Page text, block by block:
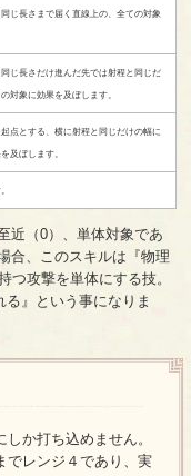
じ長さまで届く直線上の、全ての対象
じ長さだけ進んだ先では射程と同じだ
対象に効果を及ぼします。
点とする、横に射程と同じだけの幅に
及ぼします。
近（0）、単体対象であ
合、このスキルは『物理
つ攻撃を単体にする技。
』という事になりま
か打ち込めません。
でレンジ４であり、実